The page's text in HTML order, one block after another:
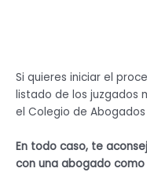
Si quieres iniciar el
listado de los juzgados
el Colegio de
En todo caso, te
con una abogado